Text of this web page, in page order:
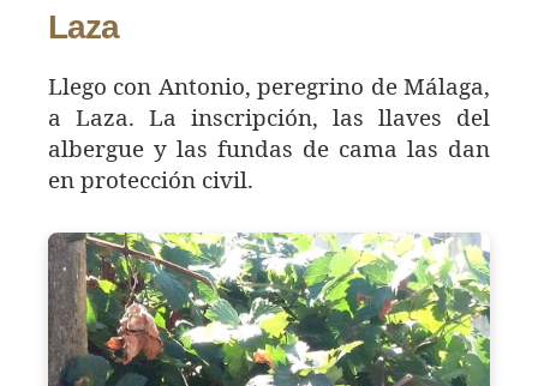
Laza
Llego con Antonio, peregrino de Málaga,
a Laza. La inscripción, las llaves del
albergue y las fundas de cama las dan
en protección civil.